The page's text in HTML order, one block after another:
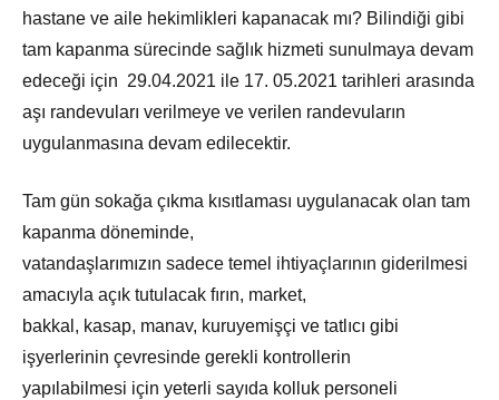
hastane ve aile hekimlikleri kapanacak mı? Bilindiği gibi
tam kapanma sürecinde sağlık hizmeti sunulmaya devam
edeceği için 29.04.2021 ile 17. 05.2021 tarihleri arasında
aşı randevuları verilmeye ve verilen randevuların
uygulanmasına devam edilecektir.
Tam gün sokağa çıkma kısıtlaması uygulanacak olan tam
kapanma döneminde,
vatandaşlarımızın sadece temel ihtiyaçlarının giderilmesi
amacıyla açık tutulacak fırın, market,
bakkal, kasap, manav, kuruyemişçi ve tatlıcı gibi
işyerlerinin çevresinde gerekli kontrollerin
yapılabilmesi için yeterli sayıda kolluk personeli